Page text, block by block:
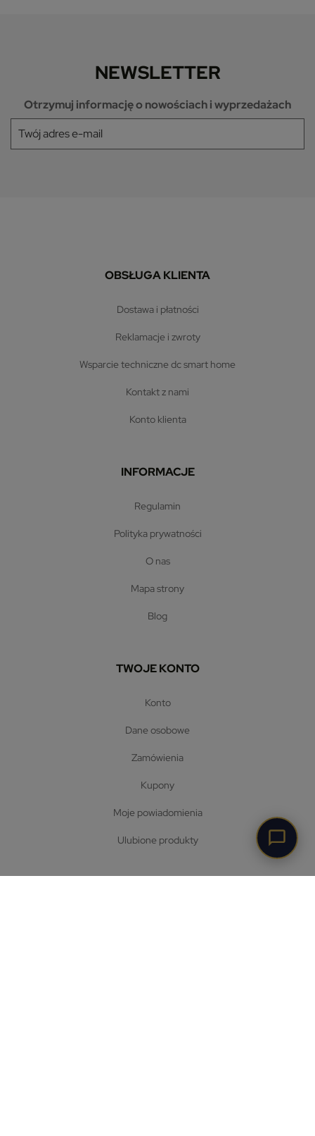
NEWSLETTER
Otrzymuj informację o nowościach i wyprzedażach
OBSŁUGA KLIENTA
dostawa i płatności
reklamacje i zwroty
wsparcie techniczne dc smart home
kontakt z nami
konto klienta
INFORMACJE
regulamin
polityka prywatności
o nas
mapa strony
blog
TWOJE KONTO
konto
dane osobowe
zamówienia
kupony
moje powiadomienia
ulubione produkty